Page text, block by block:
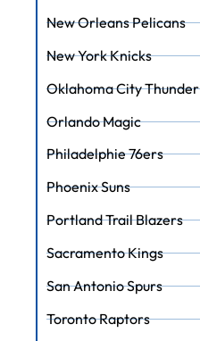
New Orleans Pelicans
New York Knicks
Oklahoma City Thunder
Orlando Magic
Philadelphie 76ers
Phoenix Suns
Portland Trail Blazers
Sacramento Kings
San Antonio Spurs
Toronto Raptors